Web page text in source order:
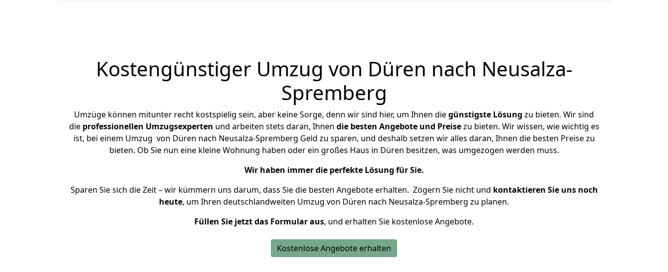
Kostengünstiger Umzug von Düren nach Neusalza-
Spremberg
Umzüge können mitunter recht kostspielig sein, aber keine Sorge, denn wir sind hier, um Ihnen diegünstigste Lösung zu bieten. Wir sind
die professionellen Umzugsexperten und arbeiten stets daran, Ihnen die besten Angebote und Preisezu bieten. Wir wissen, wie wichtig es
ist, bei einem Umzug von Düren nach Neusalza-Spremberg Geld zu sparen, und deshalb setzen wir alles daran, Ihnen die besten Preise zu
bieten. Ob Sie nun eine kleine Wohnung haben oder ein großes Haus in Düren besitzen, was umgezogen werden muss.
Wir haben immer die perfekte Lösung für Sie.
Sparen Sie sich die Zeit – wir kümmern uns darum, dass Sie die besten Angebote erhalten. Zögern Sie nicht und kontaktieren Sie uns noch
heute, um Ihren deutschlandweiten Umzug von Düren nach Neusalza-Spremberg zu planen.
Füllen Sie jetzt das Formular aus, und erhalten Sie kostenlose Angebote.
Kostenlose Angebote erhalten